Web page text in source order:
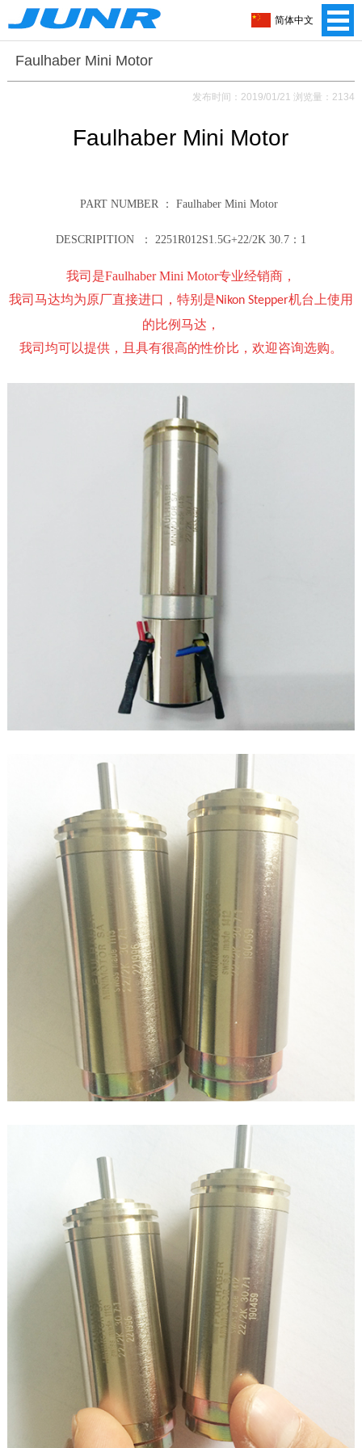
Faulhaber Mini Motor
发布时间：2019/01/21 浏览量：2134
Faulhaber Mini Motor
PART NUMBER ：Faulhaber Mini Motor
DESCRIPITION ： 2251R012S1.5G+22/2K 30.7：1
我司是Faulhaber Mini Motor专业经销商，
我司马达均为原厂直接进口，特别是Nikon Stepper机台上使用
的比例马达，
我司均可以提供，且具有很高的性价比，欢迎咨询选购。
简体中文